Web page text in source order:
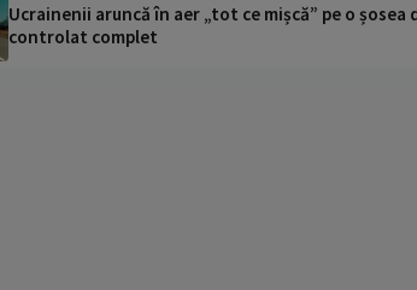
Ucrainenii aruncă în aer „tot ce mișcă” pe o
controlat complet